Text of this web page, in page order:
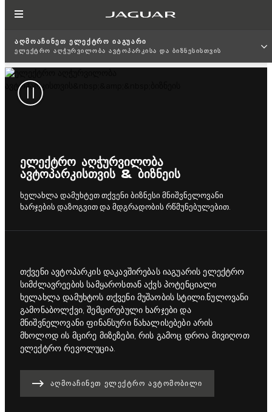
ᲐᲦᲛᲝᲐᲩᲘᲜᲔᲗ ᲔᲚᲔᲥᲢᲠᲝ ᲘᲐᲒᲣᲐᲠᲘ
ᲔᲚᲔᲥᲢᲠᲝ ᲐᲦᲭᲣᲠᲕᲘᲚᲝᲑᲐ ᲐᲕᲢᲝᲞᲐᲠᲙᲘᲡᲐ ᲓᲐ ᲑᲘᲖᲜᲔᲡᲘᲡᲗᲕᲘᲡ
ᲔᲚᲔᲥᲢᲠᲝ ᲐᲦᲭᲣᲠᲕᲘᲚᲝᲑᲐ
ᲐᲕᲢᲝᲞᲐᲠᲙᲘᲡᲗᲕᲘᲡ & ᲑᲘᲖᲜᲔᲘᲡ
ხელახლა დამუხტეთ თქვენი ბიზნესი მნიშვნელოვანი
ხარჯების დაზოგვით და მდგრადობის რწმუნებულებით.
თქვენი ავტოპარკის დაკავშირებას იაგუარის ელექტრო
სიმძლავრეების სამყაროსთან აქვს პოტენციალი
ხელახლა დამუხტოს თქვენი მუშაობის სტილი.ნულოვანი
გამონაბოლქვი, შემცირებული ხარჯები და
მნიშვნელოვანი ფინანსური წახალისებები არის
მხოლოდ ის მცირე მიზეზები, რის გამოც დროა მივიღოთ
ელექტრო რევოლუცია.
ᲐᲦᲛᲝᲐᲩᲘᲜᲔᲗ ᲔᲚᲔᲥᲢᲠᲝ ᲐᲕᲢᲝᲛᲝᲑᲘᲚᲘ